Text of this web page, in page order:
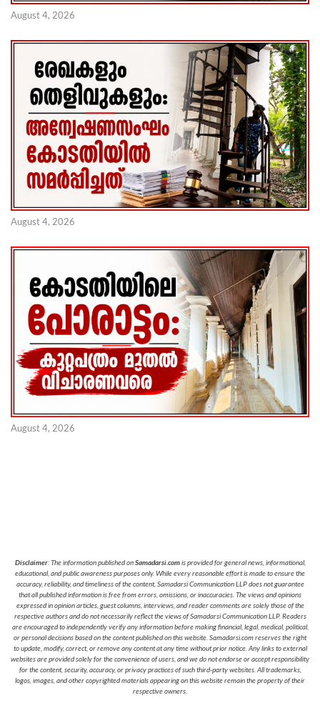
August 4, 2026
August 4, 2026
August 4, 2026
Disclaimer: The information published onSamadarsi.comis provided for general news, informational,
educational, and public awareness purposes only. While every reasonable effort is made to ensure the
accuracy, reliability, and timeliness of the content, Samadarsi Communication LLP does not guarantee
that all published information is free from errors, omissions, or inaccuracies. The views and opinions
expressed in opinion articles, guest columns, interviews, and reader comments are solely those of the
respective authors and do not necessarily reflect the views of Samadarsi Communication LLP. Readers
are encouraged to independently verify any information before making financial, legal, medical, political,
or personal decisions based on the content published on this website. Samadarsi.com reserves the right
to update, modify, correct, or remove any content at any time without prior notice. Any links to external
websites are provided solely for the convenience of users, and we do not endorse or accept responsibility
for the content, security, accuracy, or privacy practices of such third-party websites. All trademarks,
logos, images, and other copyrighted materials appearing on this website remain the property of their
respective owners.